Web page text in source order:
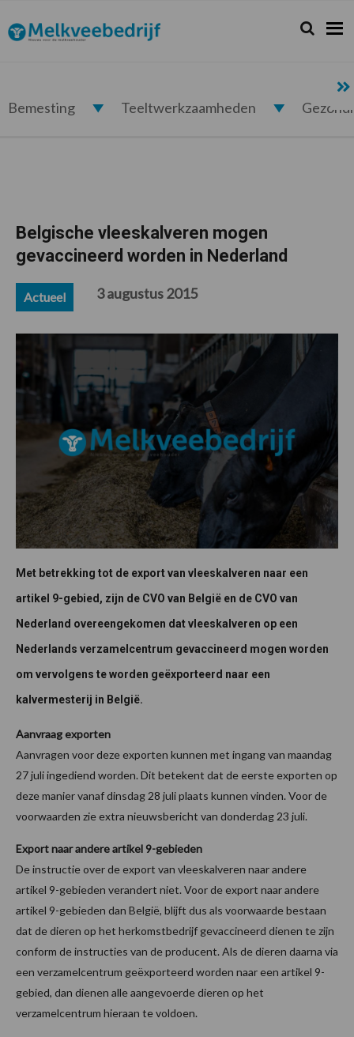
de
hoofdnavigatie
de
hoofd
de
eerste
de
voettekst
Melkveebedrijf.nl Zoeken...
Zoek
Bemesting Teeltwerkzaamheden
Belgische vleeskalveren mogen
gevaccineerd worden in Nederland
Actueel 3 augustus 2015
Met betrekking tot de export van vleeskalveren naar een
artikel 9-gebied, zijn de CVO van België en de CVO van
Nederland overeengekomen dat vleeskalveren op een
Nederlands verzamelcentrum gevaccineerd mogen worden
om vervolgens te worden geëxporteerd naar een
kalvermesterij in België.
Aanvraag exporten
Aanvragen voor deze exporten kunnen met ingang van maandag
27 juli ingediend worden. Dit betekent dat de eerste exporten op
deze manier vanaf dinsdag 28 juli plaats kunnen vinden. Voor de
voorwaarden zie extra nieuwsbericht van donderdag 23 juli.
Export naar andere artikel 9-gebieden
De instructie over de export van vleeskalveren naar andere
artikel 9-gebieden verandert niet. Voor de export naar andere
artikel 9-gebieden dan België, blijft dus als voorwaarde bestaan
dat de dieren op het herkomstbedrijf gevaccineerd dienen te zijn
conform de instructies van de producent. Als de dieren daarna via
een verzamelcentrum geëxporteerd worden naar een artikel 9-
gebied, dan dienen alle aangevoerde dieren op het
verzamelcentrum hieraan te voldoen.